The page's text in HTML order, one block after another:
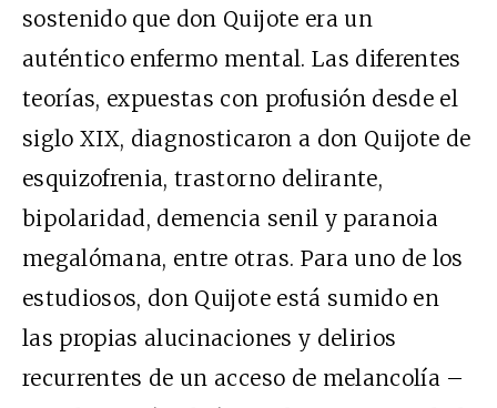
sostenido que don Quijote era un
auténtico enfermo mental. Las diferentes
teorías, expuestas con profusión desde el
siglo XIX, diagnosticaron a don Quijote de
esquizofrenia, trastorno delirante,
bipolaridad, demencia senil y paranoia
megalómana, entre otras. Para uno de los
estudiosos, don Quijote está sumido en
las propias alucinaciones y delirios
recurrentes de un acceso de melancolía –